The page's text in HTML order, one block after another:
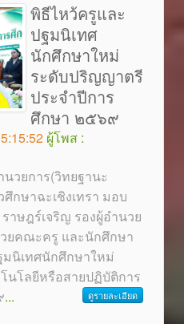
พิธีไหว้ครูและ
ปฐมนิเทศ
นักศึกษาใหม่
ระดับปริญญาตรี
ประจำปีการ
ศึกษา ๒๕๖๙
ผู้โพส :
วยการ(วิทยฐานะ
กษาฉะเชิงเทรา มอบ
าษฎร์เจริญ รองผู้อำนวย
ยคณะครู และนักศึกษา
มนิเทศนักศึกษาใหม่
นโลยีหรือสายปฏิบัติการ
... ดูรายละเอียด